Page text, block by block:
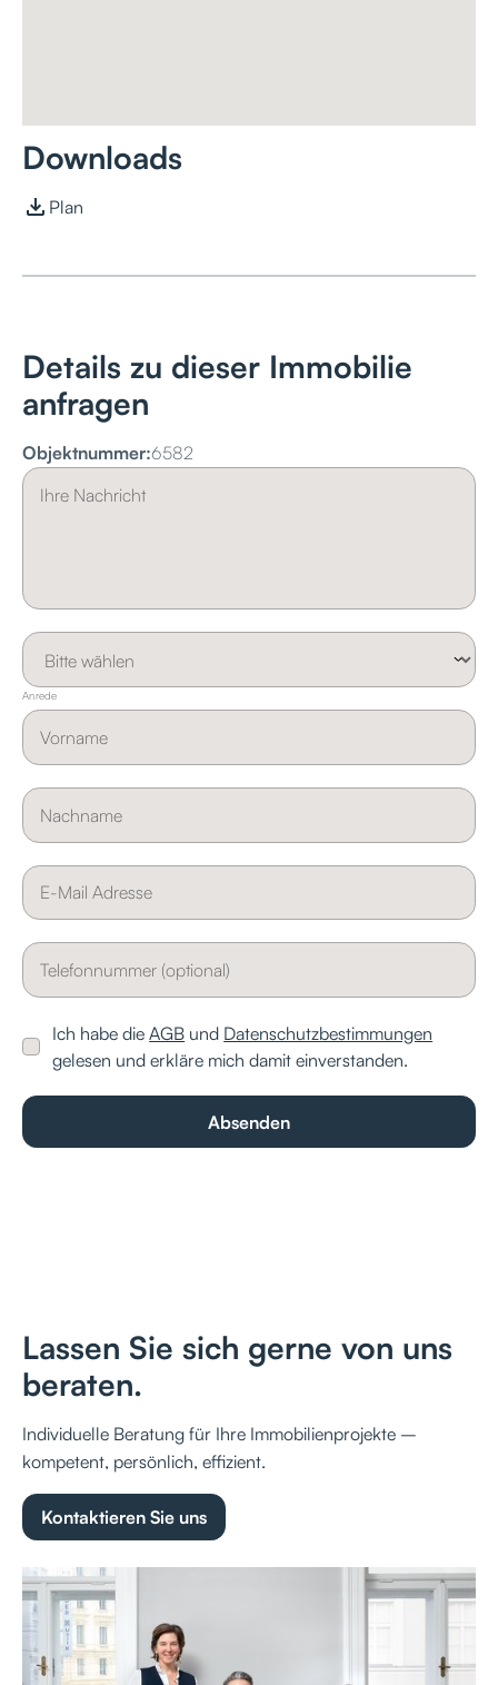
Downloads
Plan
Details zu dieser Immobilie
anfragen
Objektnummer:6582
Anrede
Ich habe dieAGB und Datenschutzbestimmungen
gelesen und erkläre mich damit einverstanden.
Lassen Sie sich gerne von uns
beraten.
Individuelle Beratung für Ihre Immobilienprojekte –
kompetent, persönlich, effizient.
Kontaktieren Sie uns